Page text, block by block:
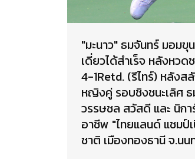
"มะนาว" ธมจันทร์ มอมขุ
เดี่ยวได้สำเร็จ หลังหว
4-1Retd. (รีไทร์) หลังส
หญิงคู่ รอบชิงชนะเลิศ
วรรษชล สวัสดี และ นิก
อาชีพ "ไทยแลนด์ แชม
ชาติ เมืองทองธานี จ.นน